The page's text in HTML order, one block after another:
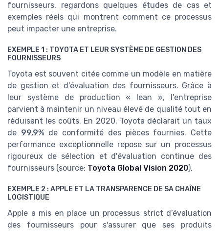
fournisseurs, regardons quelques études de cas et
exemples réels qui montrent comment ce processus
peut impacter une entreprise.
EXEMPLE 1 : TOYOTA ET LEUR SYSTÈME DE GESTION DES
FOURNISSEURS
Toyota est souvent citée comme un modèle en matière
de gestion et d'évaluation des fournisseurs. Grâce à
leur système de production « lean », l'entreprise
parvient à maintenir un niveau élevé de qualité tout en
réduisant les coûts. En 2020, Toyota déclarait un taux
de 99,9% de conformité des pièces fournies. Cette
performance exceptionnelle repose sur un processus
rigoureux de sélection et d'évaluation continue des
fournisseurs (source: Toyota Global Vision 2020).
EXEMPLE 2 : APPLE ET LA TRANSPARENCE DE SA CHAÎNE
LOGISTIQUE
Apple a mis en place un processus strict d’évaluation
des fournisseurs pour s'assurer que ses produits